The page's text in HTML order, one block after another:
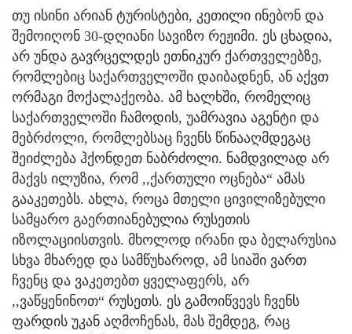
თუ ისინი არიან ტურისტები, კეთილი ინებონ და
შემოიღონ 30-დღიანი სავიზო რეჟიმი. ეს ცხადია,
არ უნდა გავრცელდეს ეთნიკურ ქართველებზე,
რომლებიც საქართველოში დაიბადნენ, ან აქვთ
ორმაგი მოქალაქეობა. ამ ხალხში, რომელიც
საქართველოში ჩამოდის, უამრავია აგენტი და
მებრძოლი, რომლებსაც ჩვენს წინააღმდეგაც
შეიძლება ჰქონდეთ ნაბრძოლი. ნამდვილად არ
მაქვს ილუზია, რომ ,,ქართული ოცნება“ ამას
გააკეთებს. ახლა, როცა მთელი ცივილიზებული
სამყარო გაერთიანებულია რუსეთის
იზოლაციისთვის. მხოლოდ ირანი და ბელარუსია
სხვა მხარედ და სამწუხაროდ, ამ სიაში ვართ
ჩვენც და ვაკეთებთ ყველაფერს, არ
,,ვაწყენინოთ“ რუსეთს. ეს გამოიწვევს ჩვენს
ფარდის უკან აღმოჩენას, მას შემდეგ, რაც